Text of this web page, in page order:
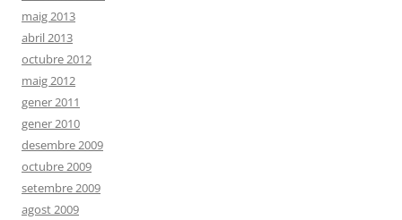
maig 2013
abril 2013
octubre 2012
maig 2012
gener 2011
gener 2010
desembre 2009
octubre 2009
setembre 2009
agost 2009